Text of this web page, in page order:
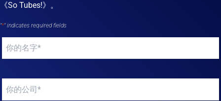
《So Tubes!》。
"*" indicates required fields
Your
name *
Your
company *